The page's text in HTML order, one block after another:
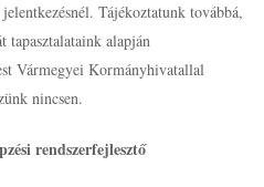
Tájékoztatunk továbbá,
tapasztalataink alapján
Vármegyei Kormányhivatallal
nincsen.
rendszerfejlesztő